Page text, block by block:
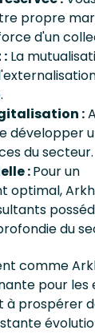
propre
d'un
: La
:
développer
du secteur.
:Pour un
du
comme
pour les
prospérer